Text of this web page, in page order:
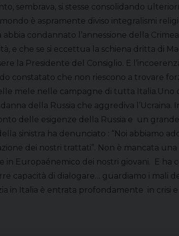
sembrava, si stesse consolidando
è aspramente diviso integralismi
condannato l’annessione della
e che se si eccettua la schiena dritta di
la Presidente del Consiglio. E
constatato che non riescono a trovare
mele nelle campagne di tutta
della Russia che aggrediva
delle esigenze della Russia e un
sinistra ha denunciato : “Noi abbiamo
dei nostri trattati”. Non è mancata
Europaénemico dei nostri giovani. E ha
capacità di dialogare… guardiamo i mali
in Italia è entrata profondamente in crisi